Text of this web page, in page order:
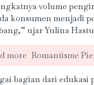
volume
konsumen menjadi
ujar Yulina
more Romantisme
bagian dari